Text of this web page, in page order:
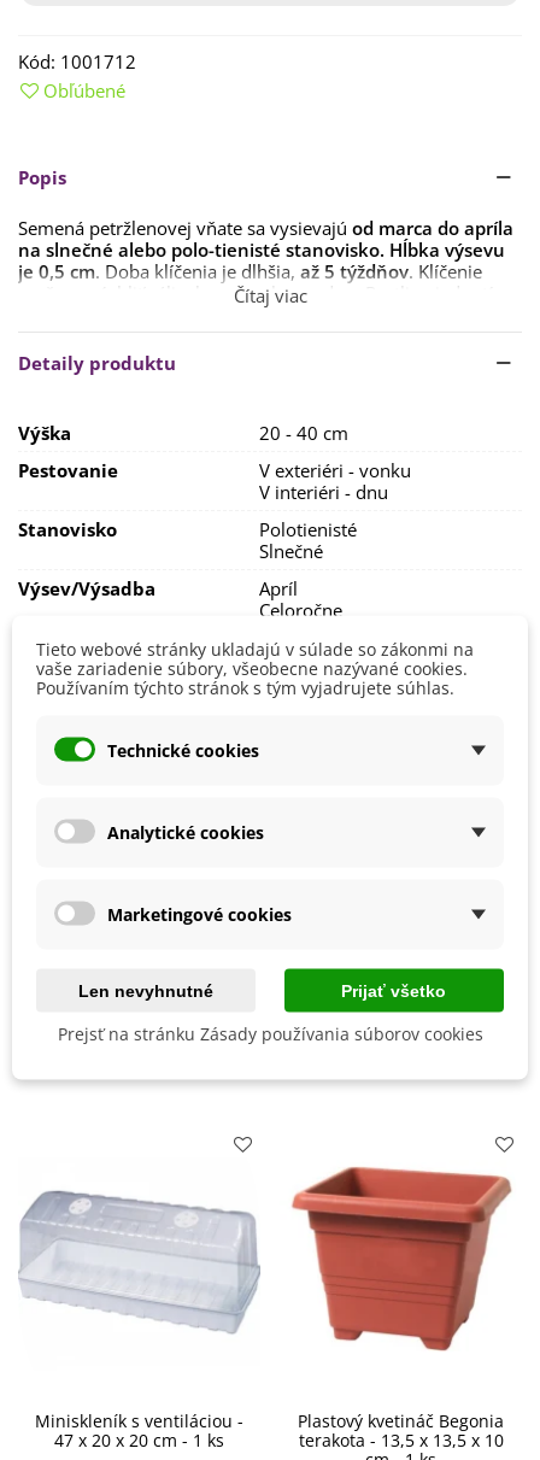
Kód: 1001712
Obľúbené
Popis
Semená petržlenovej vňate sa vysievajú od marca do apríla
na slnečné alebo polo-tienisté stanovisko. Hĺbka výsevu
je 0,5 cm. Doba klíčenia je dlhšia, až 5 týždňov. Klíčenie
možno urýchliť zálievkou s teplou vodou. Rastliny jednotíme
. Pre skorý jarný rast je možné výsev spraviť
až na jeseň.
Pôdapre petržlenovú vňať musí byť
nižším obsahom dusíka.
Petržlenová vňať sa zberá v čase, keď má rastlina asi 20 cm a
je dostatočne rozvetvená. V prípade dobrých
pestovateľských podmienok ho možno zberať až 5x do roka.
Rastliny možno nechať
cez zimuv povápnenom záhone
alebo ich presadiť do kvetináčov a pestovať v byte.
dobu uchovávať v chladničke, pre dlhodobé skladovanie sa
Čítaj viac
Detaily produktu
Výška
20 - 40 cm
Pestovanie
V exteriéri - vonku
V interiéri - dnu
Stanovisko
Polotienisté
Slnečné
Výsev/výsadba
Apríl
Celoročne
Výrobca
SemenaOnline
Odroda
Jún
Október
Skorosť Odrody
Skorá
Odroda Petržlenu
Hladkolistá
Miniskleník s ventiláciou -
47 x 20 x 20 cm - 1 ks
Plastový kvetináč Begonia
terakota - 13,5 x 13,5 x 10
Tieto webové stránky ukladajú v súlade so zákonmi na
vaše zariadenie súbory, všeobecne nazývané cookies.
Používaním týchto stránok s tým vyjadrujete súhlas.
Technické cookies
Analytické cookies
Marketingové cookies
Len nevyhnutné Prijať všetko
Prejsť na stránku Zásady používania súborov cookies